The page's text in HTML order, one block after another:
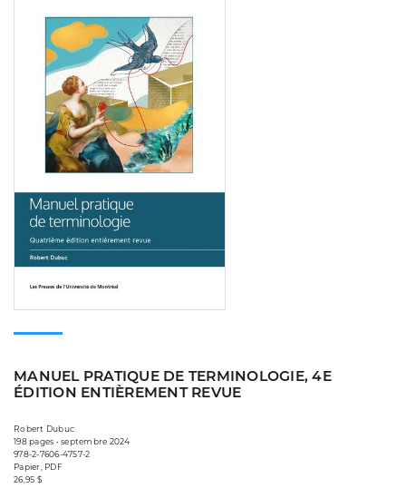
MANUEL PRATIQUE DE TERMINOLOGIE, 4E
ÉDITION ENTIÈREMENT REVUE
Robert Dubuc
198 pages • septembre 2024
978-2-7606-4757-2
Papier, PDF
26,95 $